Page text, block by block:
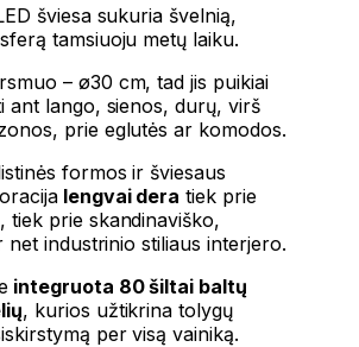
šviesa sukuria švelnią,
tamsiuoju metų laiku.
– ø30 cm, tad jis puikiai
ant lango, sienos, durų, virš
prie eglutės ar komodos.
formos ir šviesaus
lengvai dera tiek prie
tiek prie skandinaviško,
net industrinio stiliaus interjero.
integruota 80 šiltai baltų
, kurios užtikrina tolygų
per visą vainiką.